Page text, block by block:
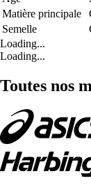
Matière principale
Semelle
Loading...
Loading...
Toutes nos